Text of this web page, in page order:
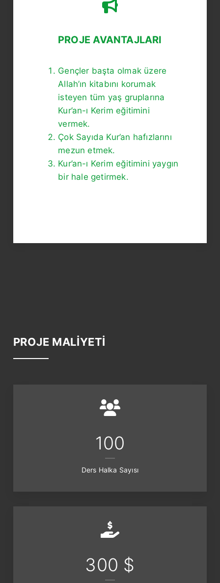
PROJE AVANTAJLARI
Gençler başta olmak üzere
Allah’ın kitabını korumak
isteyen tüm yaş gruplarına
Kur’an-ı Kerim eğitimini
vermek.
Çok Sayıda Kur’an hafızlarını
mezun etmek.
Kur’an-ı Kerim eğitimini yaygın
bir hale getirmek.
PROJE MALİYETİ
100
Ders Halka Sayısı
300 $